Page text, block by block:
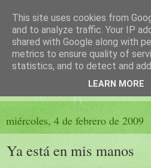
El sueño de las
PÁGINA LITERARIA DE FELISA
miércoles, 4 de febrero de 2009
Ya está en mis manos
This site uses cookies from
and to analyze traffic. Your IP
shared with Google along with
metrics to ensure quality of
statistics, and to detect and
LEARN MORE